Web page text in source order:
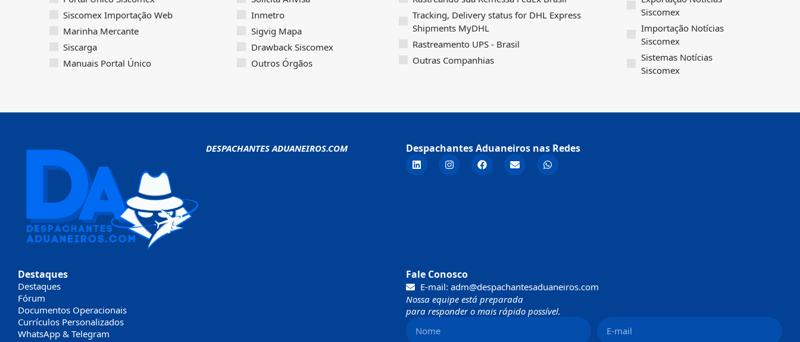
Siscomex Importação Web
Marinha Mercante
Siscarga
Manuais Portal Único
Inmetro
Sigvig Mapa
Drawback Siscomex
Outros Órgãos
Tracking, Delivery status for DHL Express
Shipments MyDHL
Rastreamento UPS - Brasil
Outras Companhias
Siscomex
Importação Notícias
Siscomex
Sistemas Notícias
Siscomex
DESPACHANTES ADUANEIROS.COM Despachantes Aduaneiros nas Redes
Destaques
Destaques
Fórum
Documentos Operacionais
Currículos Personalizados
WhatsApp & Telegram
Fale Conosco
E-mail: adm@despachantesaduaneiros.com
Nossa equipe está preparada
para responder o mais rápido possível.